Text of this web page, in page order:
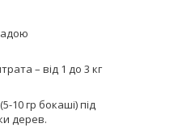
– від 1 до 3 кг
10 гр бокаші) під
дерев.